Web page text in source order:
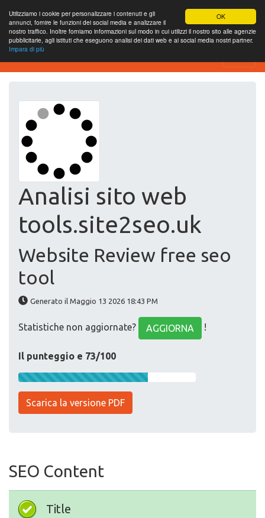
OK
Utilizziamo i cookie per personalizzare i contenuti e gli
annunci, fornire le funzioni dei social media e analizzare il
nostro traffico. Inoltre forniamo informazioni sul modo in cui utilizzi il nostro sito alle agenzie
pubblicitarie, agli istituti che eseguono analisi dei dati web e ai social media nostri partner.
Impara di più
Free SEO Testing Tool
Analisi sito web
tools.site2seo.uk
Website Review free seo
tool
Generato il Maggio 13 2026 18:43 PM
Statistiche non aggiornate? AGGIORNA !
Il punteggio e 73/100
Scarica la versione PDF
SEO Content
Title